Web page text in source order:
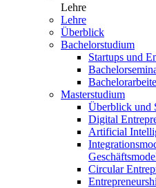
Lehre
Lehre
Überblick
Bachelorstudium
Startups und
Masterstudium
Überblick und
Digital
Artificial
Circular